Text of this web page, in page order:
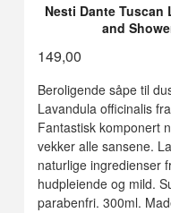
Nesti Dante Tuscan
and
149,00
Beroligende såpe til
Lavandula officinalis
Fantastisk komponert
vekker alle sansene.
naturlige ingredienser
hudpleiende og mild.
parabenfri. 300ml.